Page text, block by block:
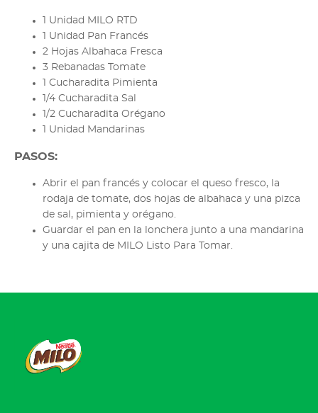
1 Unidad MILO RTD
1 Unidad Pan Francés
2 Hojas Albahaca Fresca
3 Rebanadas Tomate
1 Cucharadita Pimienta
1/4 Cucharadita Sal
1/2 Cucharadita Orégano
1 Unidad Mandarinas
PASOS:
Abrir el pan francés y colocar el queso fresco, la
rodaja de tomate, dos hojas de albahaca y una pizca
de sal, pimienta y orégano.
Guardar el pan en la lonchera junto a una mandarina
y una cajita de MILO Listo Para Tomar.